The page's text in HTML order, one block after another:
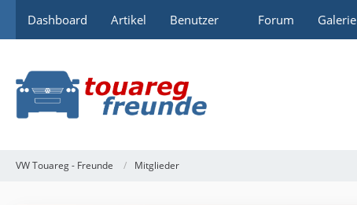
Dashboard Artikel Benutzer Forum Galerie
VW Touareg - Freunde Mitglieder